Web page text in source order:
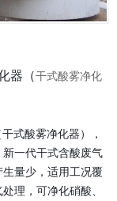
器（干式酸雾净化
式酸雾净化器），
一代干式含酸废气
量少，适用工况覆
理，可净化硝酸、